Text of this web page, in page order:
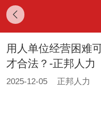
用人单位经营困难
才合法？-正邦人力
2025-12-05 正邦人力